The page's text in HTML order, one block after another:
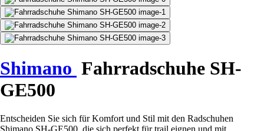
Shimano Fahrradschuhe SH-
GE500
Entscheiden Sie sich für Komfort und Stil mit den Radschuhen